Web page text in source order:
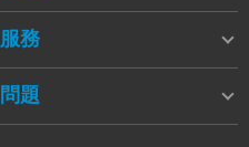
務
題